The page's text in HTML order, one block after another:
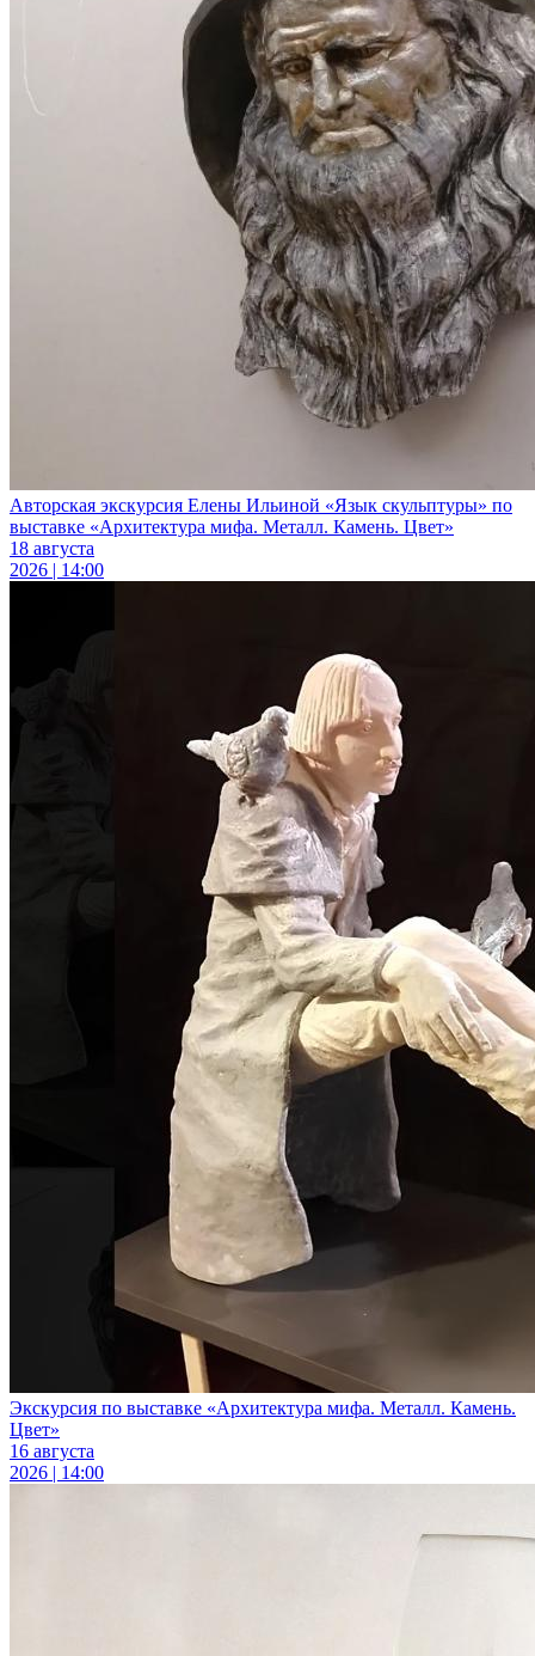
Авторская экскурсия Елены Ильиной «Язык скульптуры» по
выставке «Архитектура мифа. Металл. Камень. Цвет»
18 августа
2026 | 14:00
Экскурсия по выставке «Архитектура мифа. Металл. Камень.
Цвет»
16 августа
2026 | 14:00